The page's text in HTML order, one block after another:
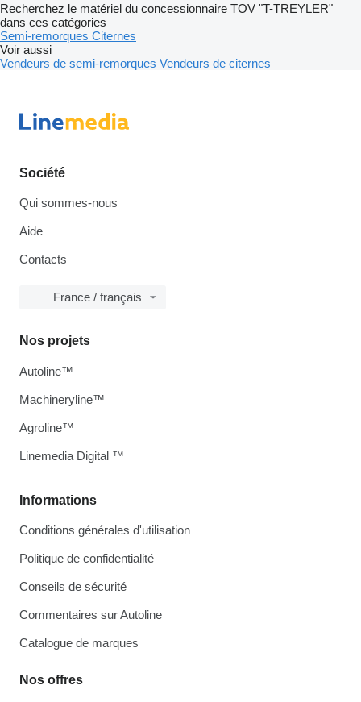
Recherchez le matériel du concessionnaire TOV "T-TREYLER"
dans ces catégories
Semi-remorques Citernes
Voir aussi
Vendeurs de semi-remorques Vendeurs de citernes
Société
Qui sommes-nous
Aide
Contacts
France / français
Informations
Conditions générales d'utilisation
Politique de confidentialité
Conseils de sécurité
Commentaires sur Autoline
Catalogue de marques
Nos offres
Nos projets
Autoline™
Machineryline™
Agroline™
Linemedia Digital ™